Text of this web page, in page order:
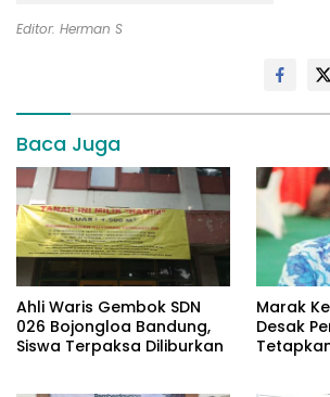
Editor: Herman S
Baca Juga
Ahli Waris Gembok SDN
026 Bojongloa Bandung,
Siswa Terpaksa Diliburkan
​Marak
Desak